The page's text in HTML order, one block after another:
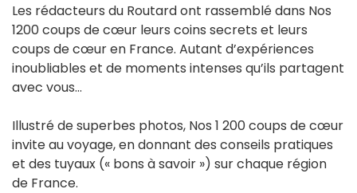
Les rédacteurs du Routard ont rassemblé dans Nos
1200 coups de cœur leurs coins secrets et leurs
coups de cœur en France. Autant d’expériences
inoubliables et de moments intenses qu’ils partagent
avec vous…
Illustré de superbes photos, Nos 1 200 coups de cœur
invite au voyage, en donnant des conseils pratiques
et des tuyaux (« bons à savoir ») sur chaque région
de France.